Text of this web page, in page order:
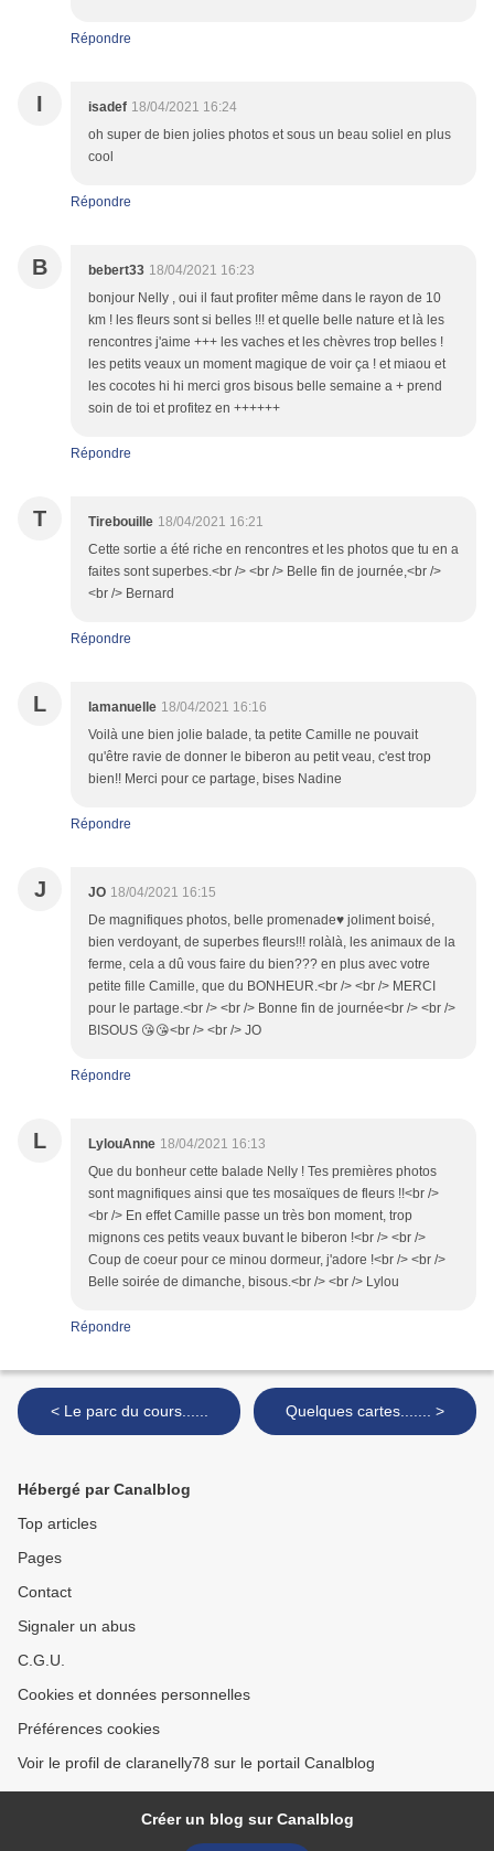
Répondre
I isadef 18/04/2021 16:24
oh super de bien jolies photos et sous un beau soliel en plus
cool
Répondre
B bebert33 18/04/2021 16:23
bonjour Nelly , oui il faut profiter même dans le rayon de 10
km ! les fleurs sont si belles !!! et quelle belle nature et là les
rencontres j'aime +++ les vaches et les chèvres trop belles !
les petits veaux un moment magique de voir ça ! et miaou et
les cocotes hi hi merci gros bisous belle semaine a + prend
soin de toi et profitez en ++++++
Répondre
T Tirebouille 18/04/2021 16:21
Cette sortie a été riche en rencontres et les photos que tu en a
faites sont superbes.<br /> <br /> Belle fin de journée,<br />
<br /> Bernard
Répondre
L lamanuelle 18/04/2021 16:16
Voilà une bien jolie balade, ta petite Camille ne pouvait
qu'être ravie de donner le biberon au petit veau, c'est trop
bien!! Merci pour ce partage, bises Nadine
Répondre
J JO 18/04/2021 16:15
De magnifiques photos, belle promenade♥ joliment boisé,
bien verdoyant, de superbes fleurs!!! rolàlà, les animaux de la
ferme, cela a dû vous faire du bien??? en plus avec votre
petite fille Camille, que du BONHEUR.<br /> <br /> MERCI
pour le partage.<br /> <br /> Bonne fin de journée<br /> <br />
BISOUS 😘😘<br /> <br /> JO
Répondre
L LylouAnne 18/04/2021 16:13
Que du bonheur cette balade Nelly ! Tes premières photos
sont magnifiques ainsi que tes mosaïques de fleurs !!<br />
<br /> En effet Camille passe un très bon moment, trop
mignons ces petits veaux buvant le biberon !<br /> <br />
Coup de coeur pour ce minou dormeur, j'adore !<br /> <br />
Belle soirée de dimanche, bisous.<br /> <br /> Lylou
Répondre
< Le parc du cours...... Quelques cartes....... >
Hébergé par Canalblog
Top articles
Pages
Contact
Signaler un abus
C.G.U.
Cookies et données personnelles
Préférences cookies
Voir le profil de claranelly78 sur le portail Canalblog
Créer un blog sur Canalblog